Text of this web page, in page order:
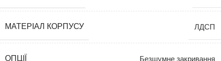
МАТЕРІАЛ КОРПУСУ ЛДСП
ОПЦІЇ Безшумне закривання